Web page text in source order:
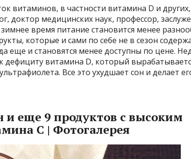
витаминов, в частности витамина D и
доктор медицинских наук, профессор,
время питание становится менее
которые и сами по себе не в сезон
еще и становятся менее доступны по цене.
дефициту витамина D, который
Все это ухудшает сон и делает
и еще 9 продуктов с высоким
С | Фотогалерея